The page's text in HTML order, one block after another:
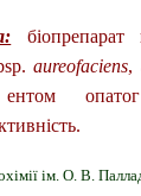
біопрепарат
aureofaciens,
ентом
ім. О. В.